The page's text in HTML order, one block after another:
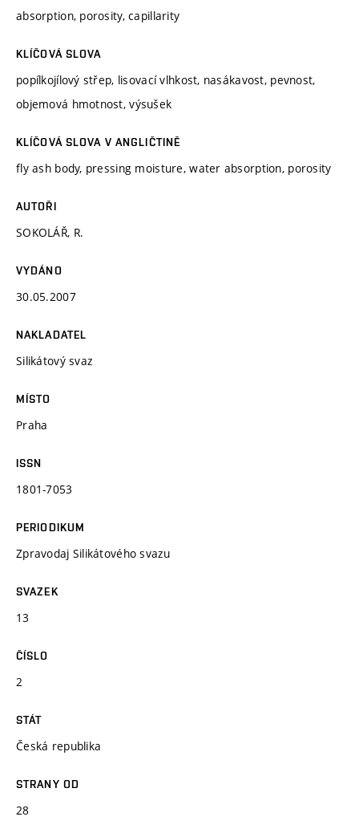
absorption, porosity, capillarity
KLÍČOVÁ SLOVA
popílkojílový střep, lisovací vlhkost, nasákavost, pevnost,
objemová hmotnost, výsušek
KLÍČOVÁ SLOVA V ANGLIČTINĚ
fly ash body, pressing moisture, water absorption, porosity
AUTOŘI
SOKOLÁŘ, R.
VYDÁNO
30.05.2007
NAKLADATEL
Silikátový svaz
MÍSTO
Praha
ISSN
1801-7053
PERIODIKUM
Zpravodaj Silikátového svazu
SVAZEK
13
ČÍSLO
2
STÁT
Česká republika
STRANY OD
28